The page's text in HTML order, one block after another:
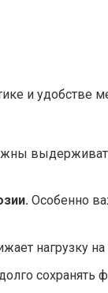
и удобстве
Особенно
нагрузку на
сохранять